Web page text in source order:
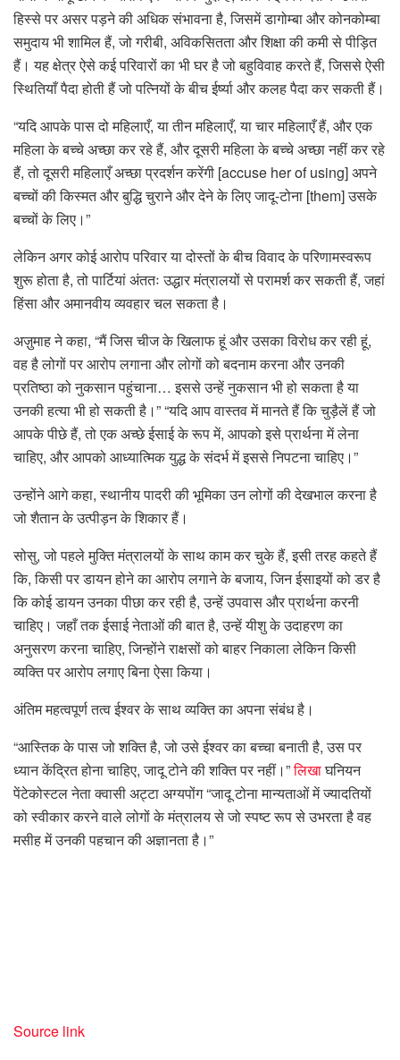
हिस्से पर असर पड़ने की अधिक संभावना है, जिसमें डागोम्बा और कोनकोम्बा
समुदाय भी शामिल हैं, जो गरीबी, अविकसितता और शिक्षा की कमी से पीड़ित
हैं। यह क्षेत्र ऐसे कई परिवारों का भी घर है जो बहुविवाह करते हैं, जिससे ऐसी
स्थितियाँ पैदा होती हैं जो पत्नियों के बीच ईर्ष्या और कलह पैदा कर सकती हैं।
“यदि आपके पास दो महिलाएँ, या तीन महिलाएँ, या चार महिलाएँ हैं, और एक
महिला के बच्चे अच्छा कर रहे हैं, और दूसरी महिला के बच्चे अच्छा नहीं कर रहे
हैं, तो दूसरी महिलाएँ अच्छा प्रदर्शन करेंगी [accuse her of using] अपने
बच्चों की किस्मत और बुद्धि चुराने और देने के लिए जादू-टोना [them] उसके
बच्चों के लिए।”
लेकिन अगर कोई आरोप परिवार या दोस्तों के बीच विवाद के परिणामस्वरूप
शुरू होता है, तो पार्टियां अंततः उद्धार मंत्रालयों से परामर्श कर सकती हैं, जहां
हिंसा और अमानवीय व्यवहार चल सकता है।
अज़ुमाह ने कहा, “मैं जिस चीज के खिलाफ हूं और उसका विरोध कर रही हूं,
वह है लोगों पर आरोप लगाना और लोगों को बदनाम करना और उनकी
प्रतिष्ठा को नुकसान पहुंचाना… इससे उन्हें नुकसान भी हो सकता है या
उनकी हत्या भी हो सकती है।” “यदि आप वास्तव में मानते हैं कि चुड़ैलें हैं जो
आपके पीछे हैं, तो एक अच्छे ईसाई के रूप में, आपको इसे प्रार्थना में लेना
चाहिए, और आपको आध्यात्मिक युद्ध के संदर्भ में इससे निपटना चाहिए।”
उन्होंने आगे कहा, स्थानीय पादरी की भूमिका उन लोगों की देखभाल करना है
जो शैतान के उत्पीड़न के शिकार हैं।
सोसु, जो पहले मुक्ति मंत्रालयों के साथ काम कर चुके हैं, इसी तरह कहते हैं
कि, किसी पर डायन होने का आरोप लगाने के बजाय, जिन ईसाइयों को डर है
कि कोई डायन उनका पीछा कर रही है, उन्हें उपवास और प्रार्थना करनी
चाहिए। जहाँ तक ईसाई नेताओं की बात है, उन्हें यीशु के उदाहरण का
अनुसरण करना चाहिए, जिन्होंने राक्षसों को बाहर निकाला लेकिन किसी
व्यक्ति पर आरोप लगाए बिना ऐसा किया।
अंतिम महत्वपूर्ण तत्व ईश्वर के साथ व्यक्ति का अपना संबंध है।
“आस्तिक के पास जो शक्ति है, जो उसे ईश्वर का बच्चा बनाती है, उस पर
ध्यान केंद्रित होना चाहिए, जादू टोने की शक्ति पर नहीं।”लिखाघनियन
पेंटेकोस्टल नेता क्वासी अट्टा अग्यपोंग “जादू टोना मान्यताओं में ज्यादतियों
को स्वीकार करने वाले लोगों के मंत्रालय से जो स्पष्ट रूप से उभरता है वह
मसीह में उनकी पहचान की अज्ञानता है।”
Source link